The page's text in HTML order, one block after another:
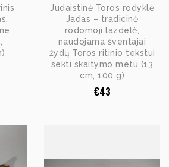
Judaistinė Toros rodyklė
Jadas – tradicinė
rodomoji lazdelė,
naudojama šventajai
žydų Toros ritinio tekstui
sekti skaitymo metu (13
cm, 100 g)
€43